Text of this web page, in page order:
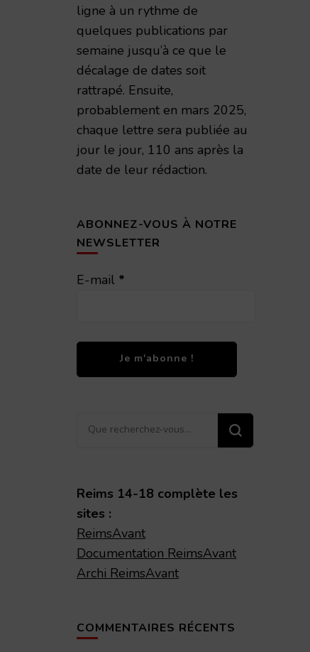
ligne à un rythme de
quelques publications par
semaine jusqu’à ce que le
décalage de dates soit
rattrapé. Ensuite,
probablement en mars 2025,
chaque lettre sera publiée au
jour le jour, 110 ans après la
date de leur rédaction.
ABONNEZ-VOUS À NOTRE
NEWSLETTER
E-mail *
Vous
Reims 14-18 complète les
sites :
ReimsAvant
Documentation ReimsAvant
Archi ReimsAvant
COMMENTAIRES RÉCENTS